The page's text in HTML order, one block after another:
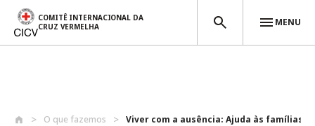
COMITÊ INTERNACIONAL DA
CRUZ VERMELHA
MENU
O que fazemos Viver com a ausência: Ajuda às famílias ...